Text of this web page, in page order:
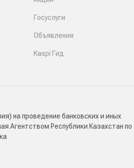
Госуслуги
Объявления
Kaspi Гид
на проведение банковских и иных
Агентством Республики Казахстан по